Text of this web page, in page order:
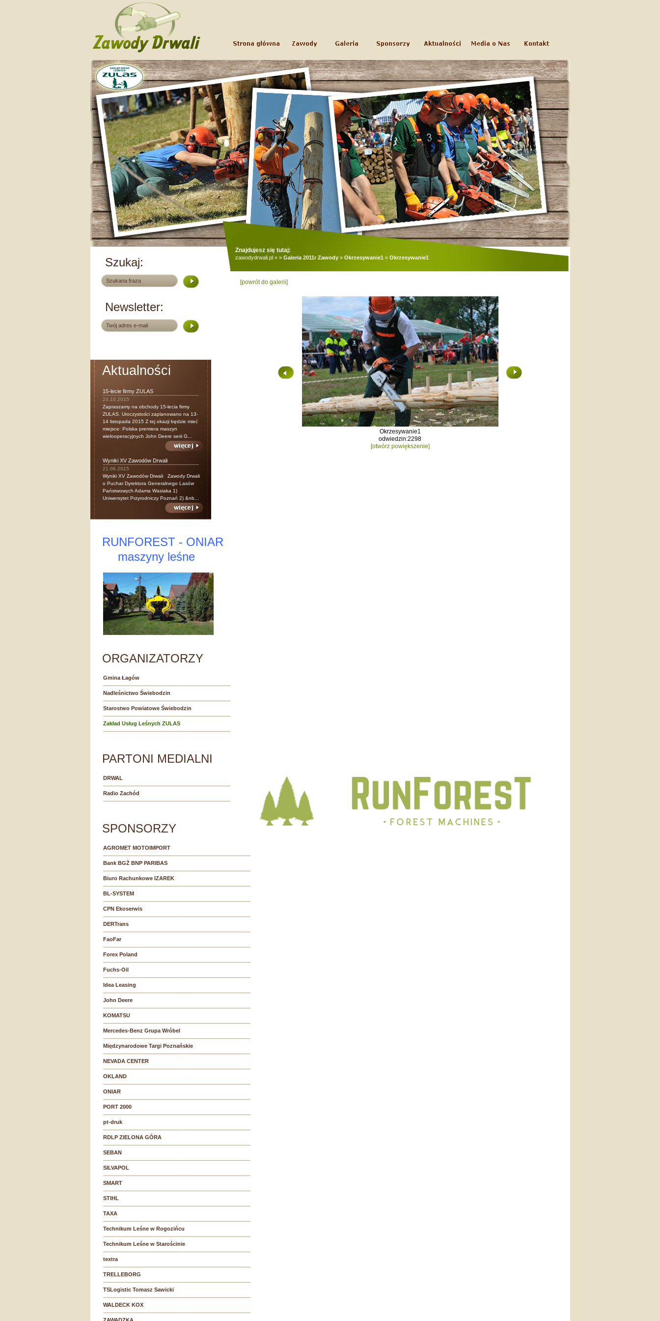
Szukaj:
Newsletter:
Aktualności
15-lecie firmy ZULAS
24.10.2015
Zapraszamy na obchody 15-lecia firmy
ZULAS. Uroczystości zaplanowano na 13-
14 listopada 2015 Z tej okazji będzie mieć
miejsce: Polska premiera maszyn
wielooperacyjnych John Deere serii G...
Wyniki XV Zawodów Drwali
21.06.2015
Wyniki XV Zawodów Drwali Zawody Drwali
o Puchar Dyrektora Generalnego Lasów
Państwowych Adama Wasiaka 1)
Uniwersytet Przyrodniczy Poznań 2) &nb...
RUNFOREST - ONIAR
maszyny leśne
ORGANIZATORZY
Gmina Łagów
Nadleśnictwo Świebodzin
Starostwo Powiatowe Świebodzin
Zakład Usług Leśnych ZULAS
PARTONI MEDIALNI
DRWAL
Radio Zachód
SPONSORZY
AGROMET MOTOIMPORT
Bank BGŻ BNP PARIBAS
Biuro Rachunkowe IZAREK
BL-SYSTEM
CPN Ekoserwis
DERTrans
FaoFar
Forex Poland
Fuchs-Oil
Idea Leasing
John Deere
KOMATSU
Mercedes-Benz Grupa Wróbel
Międzynarodowe Targi Poznańskie
NEVADA CENTER
OKLAND
ONIAR
PORT 2000
pt-druk
RDLP ZIELONA GÓRA
SEBAN
SILVAPOL
SMART
STIHL
TAXA
Technikum Leśne w Rogozińcu
Technikum Leśne w Starościnie
textra
TRELLEBORG
TSLogistic Tomasz Sawicki
WALDECK KOX
Znajdujesz się tutaj:
zawodydrwali.pl » » Galeria 2011r Zawody » Okrzesywanie1 » Okrzesywanie1
[powrót do galerii]
Okrzesywanie1
odwiedzin:2298
[otwórz powiększenie]